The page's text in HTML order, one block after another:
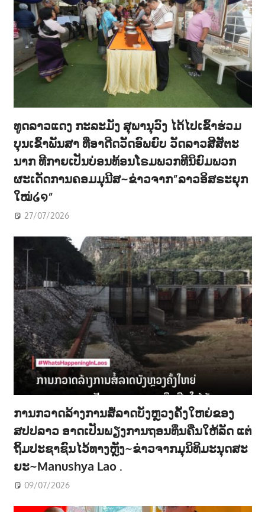
ທູດລາວແດງ ກະລະມັງ ສຸພານຸວົງ ໄດ້ໄປເຂົ້າຮ່ວມ
ບຸນເຂົ້າພັນສາ ທີ່ອາດີດວັດອົພຍົບ ວັດລາວສີສັຕະ
ນາກ ທີກາຍເປັນບ່ອນທ້ອນໂຣມພວກທີນິຍົມພວກ
ຜະເດັດການຄອມມຸນີສ~ຂ່າວຈາກ”ລາວອິສຣະຍຸກ
ໃໝ່໒໑”
27/07/2026
ການກວາດລ້າງການສໍ້ລາດບັງຫຼວງຄັ້ງໃຫຍ່ຂອງ
ສປປລາວ ອາດເປັນພຽງການຖອນທຶນຄືນໃຫ້ລັດ ແຕ່
ຖິ້ມປະຊາຊົນໄວ້ທາງຫຼັງ~ຂ່າວຈາກມຸນິທິມະນຸດສະ
ຍະ~Manushya Lao .
09/07/2026